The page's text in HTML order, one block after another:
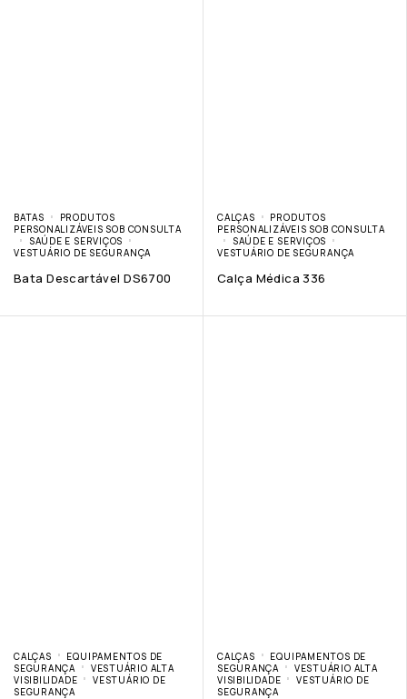
BATAS
PRODUTOS
PERSONALIZÁVEIS SOB CONSULTA
SAÚDE E SERVIÇOS
VESTUÁRIO DE SEGURANÇA
Bata Descartável DS6700
CALÇAS
PRODUTOS
PERSONALIZÁVEIS SOB CONSULTA
SAÚDE E SERVIÇOS
VESTUÁRIO DE SEGURANÇA
Calça Médica 336
CALÇAS
EQUIPAMENTOS DE
SEGURANÇA
VESTUÁRIO ALTA
VISIBILIDADE
VESTUÁRIO DE
SEGURANÇA
CALÇAS
EQUIPAMENTOS DE
SEGURANÇA
VESTUÁRIO ALTA
VISIBILIDADE
VESTUÁRIO DE
SEGURANÇA